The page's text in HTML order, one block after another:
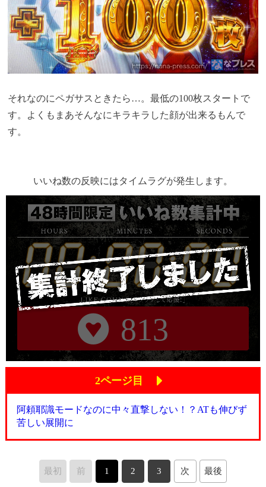
それなのにペガサスときたら…。最低の100枚スタートで
す。よくもまあそんなにキラキラした顔が出来るもんで
す。
いいね数の反映にはタイムラグが発生します。
813
2ページ目
阿頼耶識モードなのに中々直撃しない！？ATも伸びず
苦しい展開に
最初 前 1 2 3 次 最後